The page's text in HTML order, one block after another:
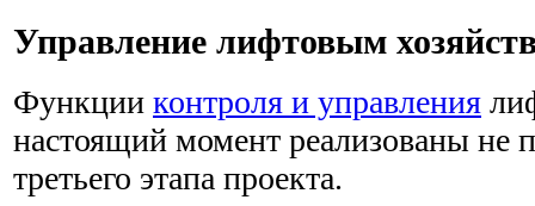
Управление лифтовым
Функции контроля и управления
настоящий момент реализованы не
третьего этапа проекта.